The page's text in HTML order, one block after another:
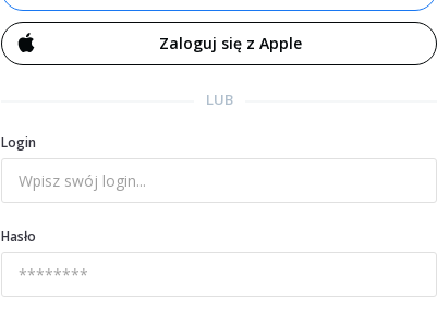
Zaloguj się z Apple
LUB
Login
Hasło